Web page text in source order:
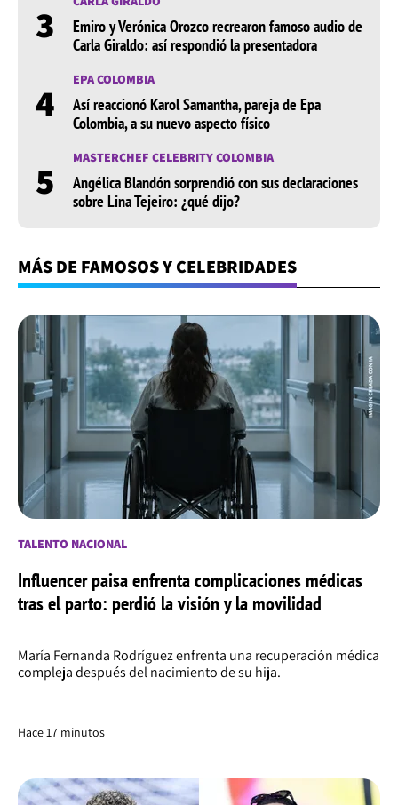
3
Emiro y Verónica Orozco recrearon famoso audio de
Carla Giraldo: así respondió la presentadora
4 EPA COLOMBIA
Así reaccionó Karol Samantha, pareja de Epa
Colombia, a su nuevo aspecto físico
5 MASTERCHEF CELEBRITY COLOMBIA
Angélica Blandón sorprendió con sus declaraciones
sobre Lina Tejeiro: ¿qué dijo?
MÁS DE FAMOSOS Y CELEBRIDADES
TALENTO NACIONAL
Influencer paisa enfrenta complicaciones médicas
tras el parto: perdió la visión y la movilidad
María Fernanda Rodríguez enfrenta una recuperación médica
compleja después del nacimiento de su hija.
Hace 18 minutos